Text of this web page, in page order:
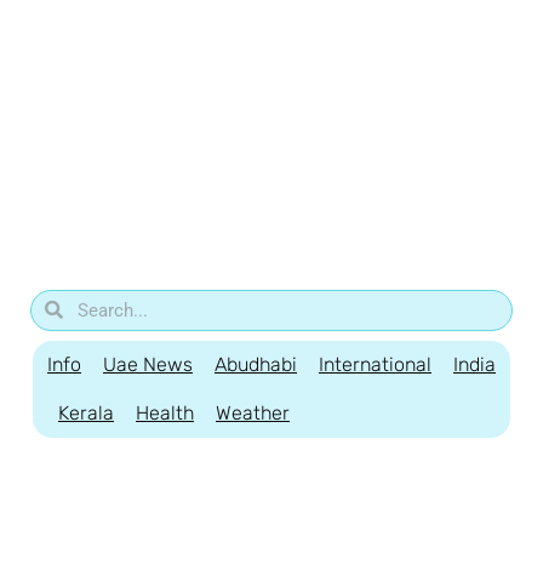
Info Uae News Abudhabi International India
Kerala Health Weather